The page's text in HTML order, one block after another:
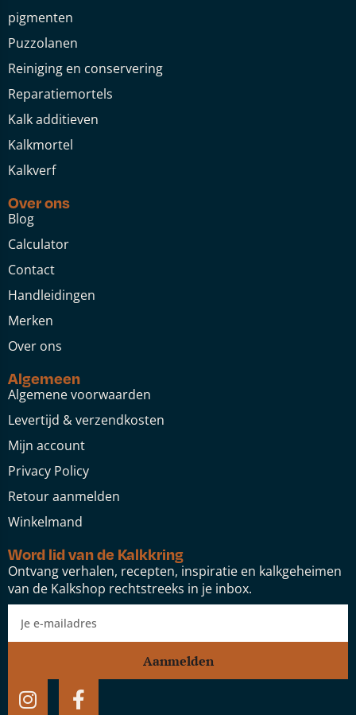
pigmenten
Puzzolanen
Reiniging en conservering
Reparatiemortels
Kalk additieven
Kalkmortel
Kalkverf
Over ons
Blog
Calculator
Contact
Handleidingen
Merken
Over ons
Algemeen
Algemene voorwaarden
Levertijd & verzendkosten
Mijn account
Privacy Policy
Retour aanmelden
Winkelmand
Word lid van de Kalkkring
Ontvang verhalen, recepten, inspiratie en kalkgeheimen
van de Kalkshop rechtstreeks in je inbox.
Aanmelden